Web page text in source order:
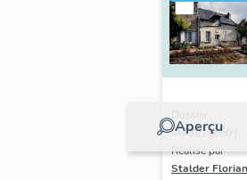
Aperçu
IA49010686 |
Réalisé par
Stalder Florian